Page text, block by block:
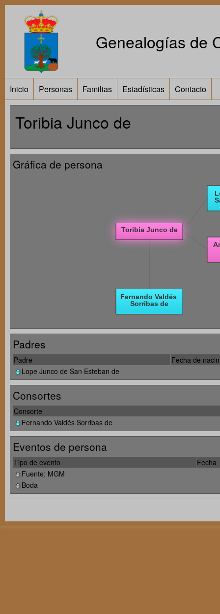
Genealogías de
Inicio Personas Familias Estadísticas Contacto
Toribia Junco de
Gráfica de persona
Padres
Padre
Fecha de
Lope Junco de San Esteban de
Consortes
Consorte
Fernando Valdés Sorribas de
Eventos de persona
Tipo de evento
Fecha
Fuente: MGM
Boda